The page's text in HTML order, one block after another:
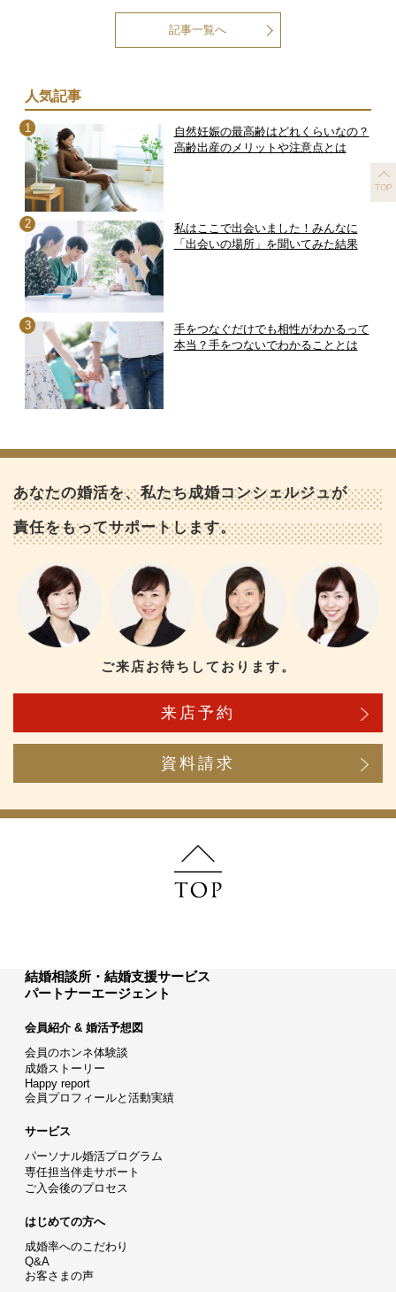
記事一覧へ
人気記事
自然妊娠の最高齢はどれくらいなの？
高齢出産のメリットや注意点とは
私はここで出会いました！みんなに
「出会いの場所」を聞いてみた結果
手をつなぐだけでも相性がわかるって
本当？手をつないでわかることとは
TOP
あなたの婚活を、私たち成婚コンシェルジュが
責任をもってサポートします。
ご来店お待ちしております。
来店予約
資料請求
結婚相談所・結婚支援サービス
パートナーエージェント
会員紹介 & 婚活予想図
会員のホンネ体験談
成婚ストーリー
Happy report
会員プロフィールと活動実績
サービス
パーソナル婚活プログラム
専任担当伴走サポート
ご入会後のプロセス
はじめての方へ
成婚率へのこだわり
Q&A
お客さまの声